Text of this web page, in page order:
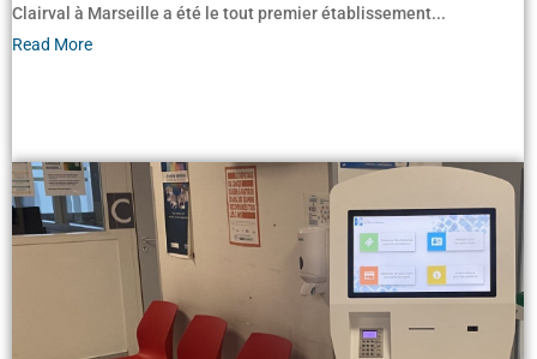
Clairval à Marseille a été le tout premier établissement...
Read More